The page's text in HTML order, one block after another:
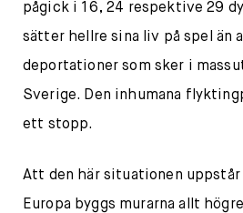
pågick i 16, 24 respektive 29
sätter hellre sina liv på spel än
deportationer som sker i
Sverige. Den inhumana
ett stopp.
Att den här situationen uppstår
Europa byggs murarna allt